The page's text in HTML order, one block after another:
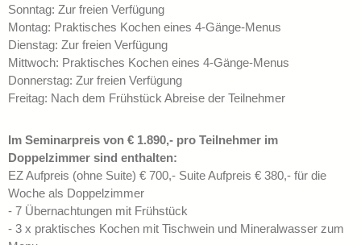
Sonntag: Zur freien Verfügung
Montag: Praktisches Kochen eines 4-Gänge-Menus
Dienstag: Zur freien Verfügung
Mittwoch: Praktisches Kochen eines 4-Gänge-Menus
Donnerstag: Zur freien Verfügung
Freitag: Nach dem Frühstück Abreise der Teilnehmer
Im Seminarpreis von € 1.890,- pro Teilnehmer im
Doppelzimmer sind enthalten:
EZ Aufpreis (ohne Suite) € 700,- Suite Aufpreis € 380,- für die
Woche als Doppelzimmer
- 7 Übernachtungen mit Frühstück
- 3 x praktisches Kochen mit Tischwein und Mineralwasser zum